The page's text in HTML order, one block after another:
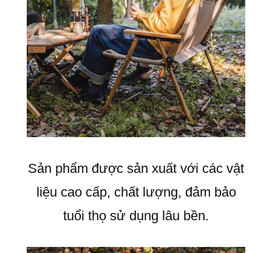
Sản phẩm được sản xuất với các vật
liệu cao cấp, chất lượng, đảm bảo
tuổi thọ sử dụng lâu bền.